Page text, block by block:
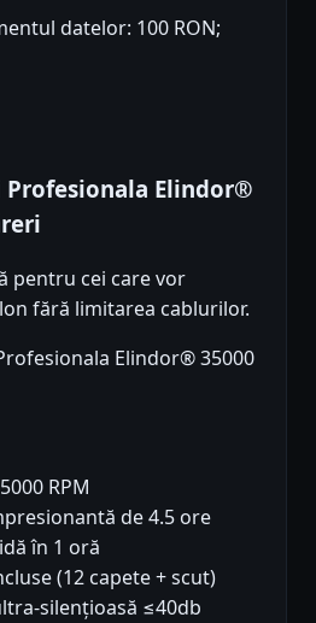
datelor: 100 RON;
Profesionala Elindor®
pentru cei care vor
fără limitarea cablurilor.
RPM
de 4.5 ore
în 1 oră
(12 capete + scut)
silențioasă ≤40db